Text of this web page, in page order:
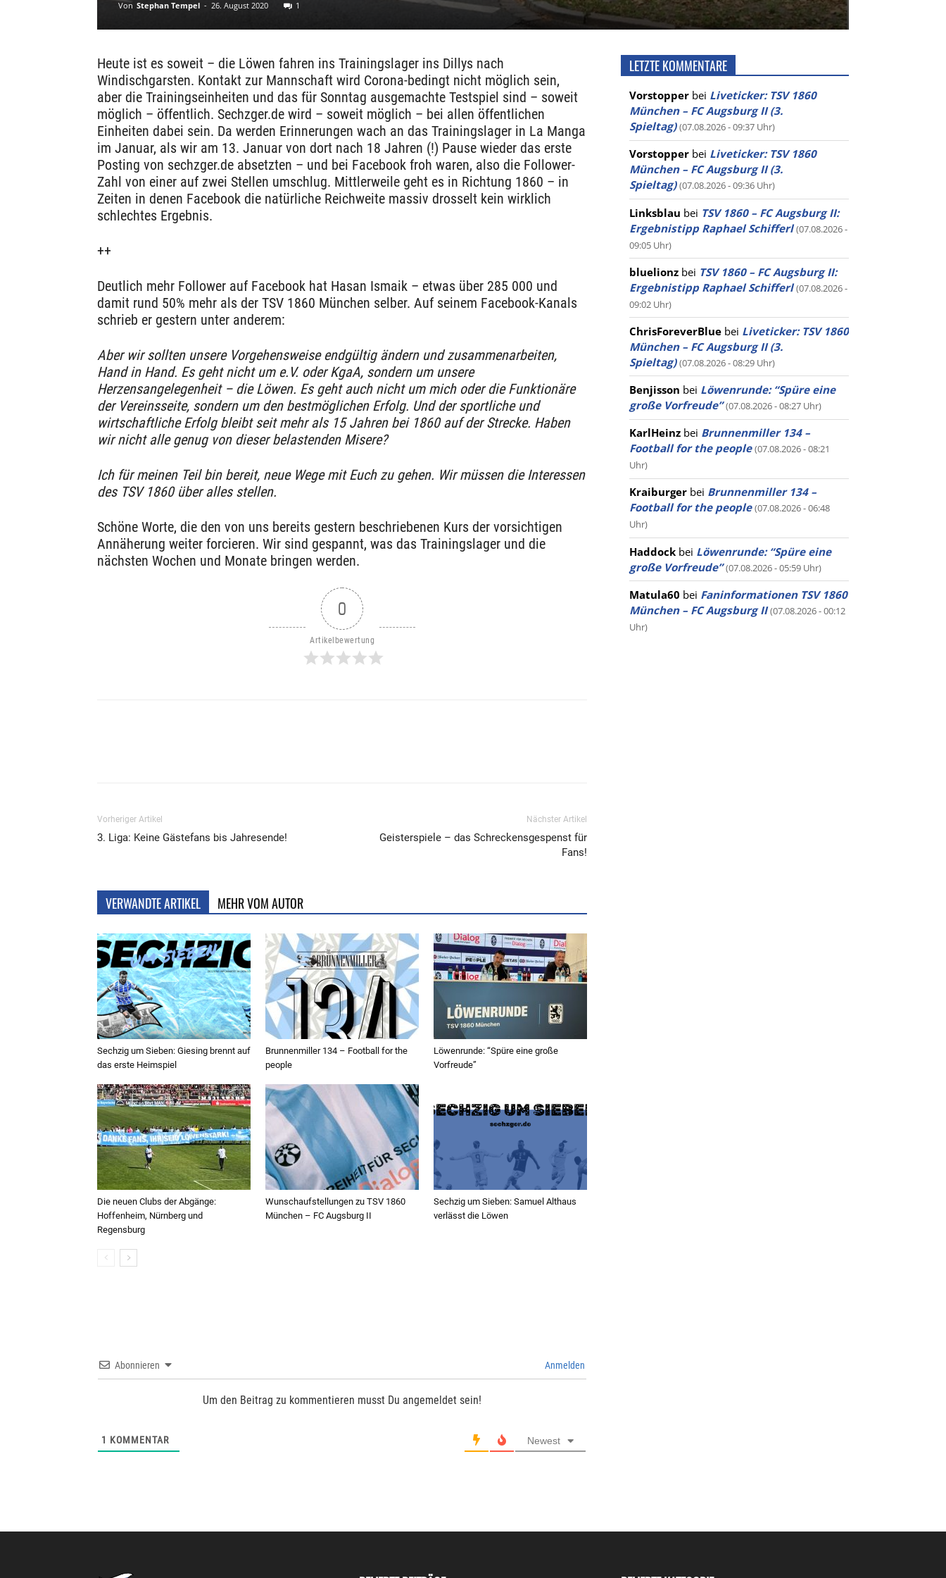
Von Stephan Tempel - 26. August 2020 1
Heute ist es soweit – die Löwen fahren ins Trainingslager ins Dillys nach
Windischgarsten. Kontakt zur Mannschaft wird Corona-bedingt nicht möglich sein,
aber die Trainingseinheiten und das für Sonntag ausgemachte Testspiel sind – soweit
möglich – öffentlich. Sechzger.de wird – soweit möglich – bei allen öffentlichen
Einheiten dabei sein. Da werden Erinnerungen wach an das Trainingslager in La Manga
im Januar, als wir am 13. Januar von dort nach 18 Jahren (!) Pause wieder das erste
Posting von sechzger.de absetzten – und bei Facebook froh waren, also die Follower-
Zahl von einer auf zwei Stellen umschlug. Mittlerweile geht es in Richtung 1860 – in
Zeiten in denen Facebook die natürliche Reichweite massiv drosselt kein wirklich
schlechtes Ergebnis.
++
Deutlich mehr Follower auf Facebook hat Hasan Ismaik – etwas über 285 000 und
damit rund 50% mehr als der TSV 1860 München selber. Auf seinem Facebook-Kanals
schrieb er gestern unter anderem:
Aber wir sollten unsere Vorgehensweise endgültig ändern und zusammenarbeiten,
Hand in Hand. Es geht nicht um e.V. oder KgaA, sondern um unsere
Herzensangelegenheit – die Löwen. Es geht auch nicht um mich oder die Funktionäre
der Vereinsseite, sondern um den bestmöglichen Erfolg. Und der sportliche und
wirtschaftliche Erfolg bleibt seit mehr als 15 Jahren bei 1860 auf der Strecke. Haben
wir nicht alle genug von dieser belastenden Misere?
Ich für meinen Teil bin bereit, neue Wege mit Euch zu gehen. Wir müssen die Interessen
des TSV 1860 über alles stellen.
Schöne Worte, die den von uns bereits gestern beschriebenen Kurs der vorsichtigen
Annäherung weiter forcieren. Wir sind gespannt, was das Trainingslager und die
nächsten Wochen und Monate bringen werden.
0
Artikelbewertung
Vorheriger Artikel
3. Liga: Keine Gästefans bis Jahresende!
Nächster Artikel
Geisterspiele – das Schreckensgespenst für
Fans!
VERWANDTE ARTIKEL MEHR VOM AUTOR
Sechzig um Sieben: Giesing brennt auf
das erste Heimspiel
Brunnenmiller 134 – Football for the
people
Löwenrunde: “Spüre eine große
Vorfreude”
Die neuen Clubs der Abgänge:
Hoffenheim, Nürnberg und
Regensburg
Wunschaufstellungen zu TSV 1860
München – FC Augsburg II
Sechzig um Sieben: Samuel Althaus
verlässt die Löwen
Abonnieren Anmelden
Um den Beitrag zu kommentieren musst Du angemeldet sein!
1 KOMMENTAR Newest
LETZTE KOMMENTARE
Vorstopper bei Liveticker: TSV 1860
München – FC Augsburg II (3.
Spieltag) (07.08.2026 - 09:37 Uhr)
Vorstopper bei Liveticker: TSV 1860
München – FC Augsburg II (3.
Spieltag) (07.08.2026 - 09:36 Uhr)
Linksblau bei TSV 1860 – FC Augsburg II:
Ergebnistipp Raphael Schifferl (07.08.2026 -
09:05 Uhr)
bluelionz bei TSV 1860 – FC Augsburg II:
Ergebnistipp Raphael Schifferl (07.08.2026 -
09:02 Uhr)
ChrisForeverBlue bei Liveticker: TSV 1860
München – FC Augsburg II (3.
Spieltag) (07.08.2026 - 08:29 Uhr)
Benjisson bei Löwenrunde: “Spüre eine
große Vorfreude” (07.08.2026 - 08:27 Uhr)
KarlHeinz bei Brunnenmiller 134 –
Football for the people (07.08.2026 - 08:21
Uhr)
Kraiburger bei Brunnenmiller 134 –
Football for the people (07.08.2026 - 06:48
Uhr)
Haddock bei Löwenrunde: “Spüre eine
große Vorfreude” (07.08.2026 - 05:59 Uhr)
Matula60 bei Faninformationen TSV 1860
München – FC Augsburg II (07.08.2026 - 00:12
Uhr)